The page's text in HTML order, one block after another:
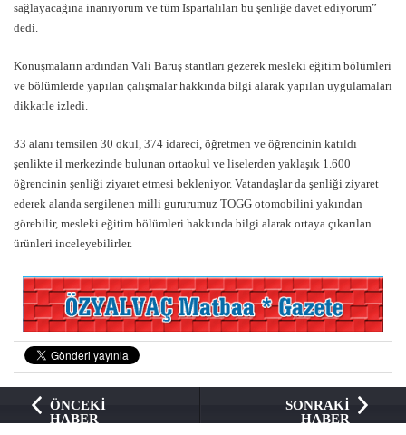
sağlayacağına inanıyorum ve tüm Ispartalıları bu şenliğe davet ediyorum”
dedi.
Konuşmaların ardından Vali Baruş stantları gezerek mesleki eğitim bölümleri
ve bölümlerde yapılan çalışmalar hakkında bilgi alarak yapılan uygulamaları
dikkatle izledi.
33 alanı temsilen 30 okul, 374 idareci, öğretmen ve öğrencinin katıldı
şenlikte il merkezinde bulunan ortaokul ve liselerden yaklaşık 1.600
öğrencinin şenliği ziyaret etmesi bekleniyor. Vatandaşlar da şenliği ziyaret
ederek alanda sergilenen milli gururumuz TOGG otomobilini yakından
görebilir, mesleki eğitim bölümleri hakkında bilgi alarak ortaya çıkarılan
ürünleri inceleyebilirler.
ÖNCEKİ
HABER
SONRAKİ
HABER